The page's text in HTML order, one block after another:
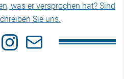
was er versprochen hat? Sind
Sie uns.